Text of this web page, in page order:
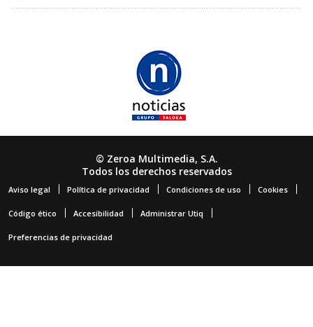
© Zeroa Multimedia, S.A.
Todos los derechos reservados
Aviso legal Política de privacidad Condiciones de uso Cookies
Código ético Accesibilidad Administrar Utiq
Preferencias de privacidad